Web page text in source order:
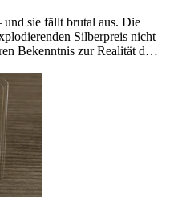
und sie fällt brutal aus. Die
Silberpreis nicht
Bekenntnis zur Realität d…